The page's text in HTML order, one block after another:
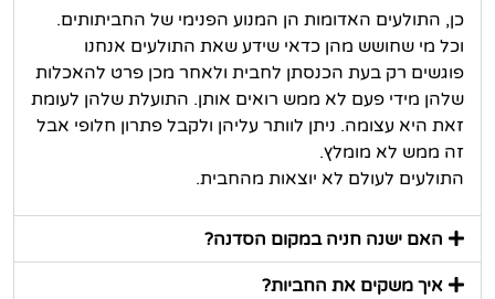
כן, התולעים האדומות הן המנוע הפנימי של החביתותים.
וכל מי שחושש מהן כדאי שידע שאת התולעים אנחנו
פוגשים רק בעת הכנסתן לחבית ולאחר מכן פרט להאכלות
שלהן מידי פעם לא ממש רואים אותן. התועלת שלהן לעומת
זאת היא עצומה. ניתן לוותר עליהן ולקבל פתרון חלופי אבל
זה ממש לא מומלץ.
התולעים לעולם לא יוצאות מהחבית.
האם ישנה חניה במקום הסדנה?
איך משקים את החביות?